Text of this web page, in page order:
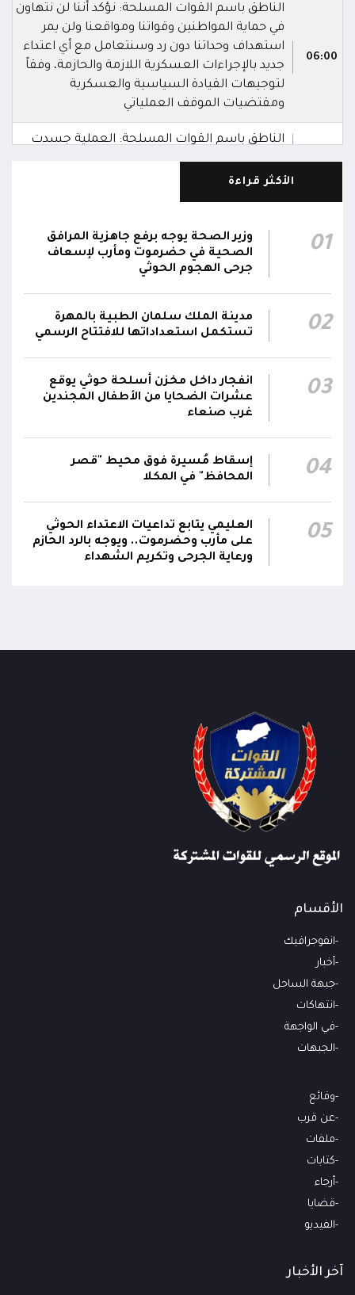
06:00
الناطق باسم القوات المسلحة: نؤكد أننا لن نتهاون
في حماية المواطنين وقواتنا ومواقعنا ولن يمر
استهداف وحداتنا دون رد وسنتعامل مع أي اعتداء
جديد بالإجراءات العسكرية اللازمة والحازمة، وفقاً
لتوجيهات القيادة السياسية والعسكرية
ومقتضيات الموقف العملياتي
الناطق باسم القوات المسلحة: العملية جسدت
وحدة المحاور والقيادة والسيطرة للقوات المسلحة
05:35
الناطق باسم القوات المسلحة: نفذنا عملاً عسكرياً
ضد العناصر الحوثية الإرهابية وعتادها
04:17
الحيمة بالتحيتا وحيس جنوب الحديدة
أقر #مجلس_الدفاع_الوطني استمرار انعقاده بصورة
دائمة لمتابعة التطورات الميدانية والأمنية واتخاذ ما
يلزم من إجراءات بصورة عاجلة ومستمرة بما
يضمن سرعة الاستجابة للتصعيد الحوثي والتعامل
مع تداعياته على مختلف المستويات
الأكثر قراءة
01
وزير الصحة يوجه برفع جاهزية المرافق
الصحية في حضرموت ومأرب لإسعاف
جرحى الهجوم الحوثي
02
مدينة الملك سلمان الطبية بالمهرة
تستكمل استعداداتها للافتتاح الرسمي
03
انفجار داخل مخزن أسلحة حوثي يوقع
عشرات الضحايا من الأطفال المجندين
غرب صنعاء
04
إسقاط مُسيرة فوق محيط "قصر
المحافظ" في المكلا
05
العليمي يتابع تداعيات الاعتداء الحوثي
على مأرب وحضرموت.. ويوجه بالرد الحازم
ورعاية الجرحى وتكريم الشهداء
الأقسام
انفوجرافيك
أخبار
جبهة الساحل
انتهاكات
في الواجهة
الجبهات
وقائع
عن قرب
ملفات
كتابات
أرجاء
قضايا
الفيديو
آخر الأخبار